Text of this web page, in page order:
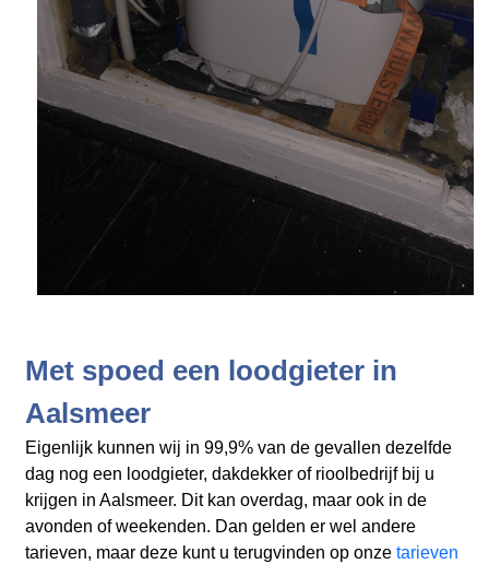
Met spoed een loodgieter in
Aalsmeer
Eigenlijk kunnen wij in 99,9% van de gevallen dezelfde
dag nog een loodgieter, dakdekker of rioolbedrijf bij u
krijgen in Aalsmeer. Dit kan overdag, maar ook in de
avonden of weekenden. Dan gelden er wel andere
tarieven, maar deze kunt u terugvinden op onze tarieven